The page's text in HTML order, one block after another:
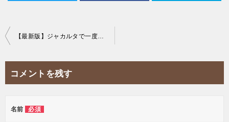
投
ー
【最新版】ジャカルタで一度は食べたいご褒美ケーキ屋20選！
コメントを残す
名前 必須